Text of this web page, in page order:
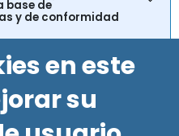
base de
y de conformidad
en este
su